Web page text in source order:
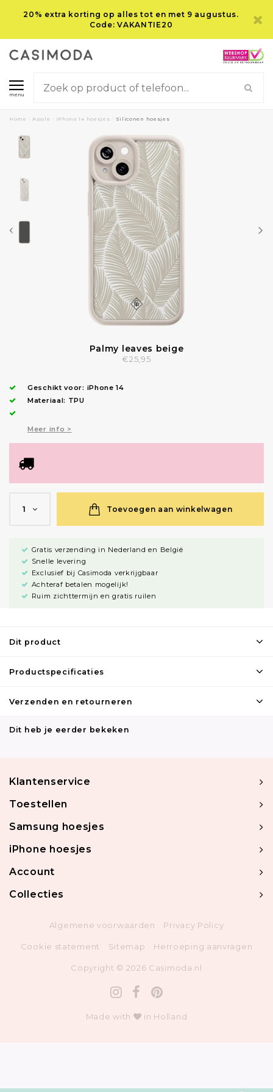
20% extra korting op alles tot en met 9 augustus.
Code: VAKANTIE20
menu
Home Apple iPhone 14 hoesjes Siliconen hoesjes
Palmy leaves beige
€25,95
Geschikt voor: iPhone 14
Materiaal: TPU
Meer info >
1 Toevoegen aan winkelwagen
Gratis verzending in Nederland en België
Snelle levering
Exclusief bij Casimoda verkrijgbaar
Achteraf betalen mogelijk!
Ruim zichttermijn en gratis ruilen
Dit product
Productspecificaties
Verzenden en retourneren
Dit heb je eerder bekeken
Klantenservice
Toestellen
Samsung hoesjes
iPhone hoesjes
Account
Collecties
Algemene voorwaarden Privacy Policy
Cookie statement Sitemap Herroeping aanvragen
Copyright © 2026 Casimoda.nl
Made with in Holland